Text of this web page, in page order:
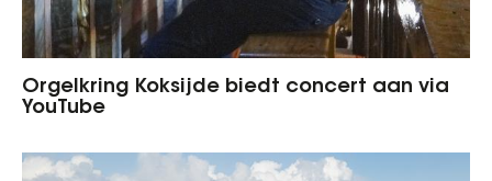
Orgelkring Koksijde biedt concert aan via
YouTube